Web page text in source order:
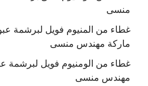
منسى
غطاء من المنيوم فويل لبرشمة
ماركة مهندس منسى
غطاء من الومنيوم فويل لبرشمة
مهندس منسى